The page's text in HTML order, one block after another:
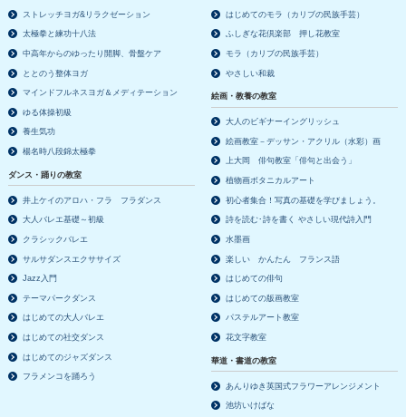
ストレッチヨガ&リラクゼーション
太極拳と練功十八法
中高年からのゆったり開脚、骨盤ケア
ととのう整体ヨガ
マインドフルネスヨガ＆メディテーション
ゆる体操初級
養生気功
楊名時八段錦太極拳
ダンス・踊りの教室
井上ケイのアロハ・フラ フラダンス
大人バレエ基礎～初級
クラシックバレエ
サルサダンスエクササイズ
Jazz入門
テーマパークダンス
はじめての大人バレエ
はじめての社交ダンス
はじめてのジャズダンス
フラメンコを踊ろう
はじめてのモラ（カリブの民族手芸）
ふしぎな花倶楽部 押し花教室
モラ（カリブの民族手芸）
やさしい和裁
絵画・教養の教室
大人のビギナーイングリッシュ
絵画教室－デッサン・アクリル（水彩）画
上大岡 俳句教室「俳句と出会う」
植物画ボタニカルアート
初心者集合！写真の基礎を学びましょう。
詩を読む･詩を書く やさしい現代詩入門
水墨画
楽しい かんたん フランス語
はじめての俳句
はじめての版画教室
パステルアート教室
花文字教室
華道・書道の教室
あんりゆき英国式フラワーアレンジメント
池坊いけばな